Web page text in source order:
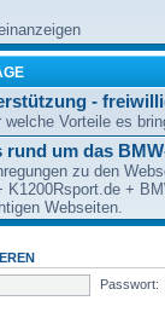
-
welche Vorteile es
rund um das
zu den
K1200Rsport.de +
Webseiten.
Passwort: